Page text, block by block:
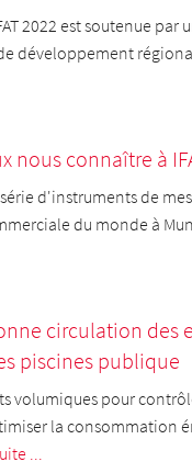
2022 est soutenue par
développement régional
nous connaître à
d'instruments de
du monde à
circulation des
piscines publique
volumiques pour
la consommation
...